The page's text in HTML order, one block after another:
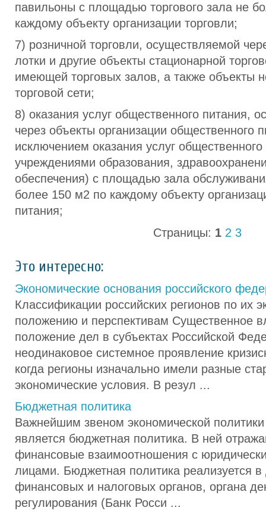
павильоны с площадью торгового зала не
каждому объекту организации торговли;
7) розничной торговли, осуществляемой
лотки и другие объекты стационарной
имеющей торговых залов, а также объекты
торговой сети;
8) оказания услуг общественного питания,
через объекты организации общественного
исключением оказания услуг общественного
учреждениями образования,
обеспечения) с площадью зала
более 150 м2 по каждому объекту
питания;
Страницы: 1 2 3
Это интересно:
Экономические основания российского
Классификации российских регионов по их
положению и перспективам Существенное
положение дел в субъектах Российской
неодинаковое системное проявление
когда регионы изначально имели разные
экономические условия. В резул ...
Бюджетная политика
Важнейшим звеном экономической политики
является бюджетная политика. В ней
финансовые взаимоотношения с
лицами. Бюджетная политика реализуется в
финансовых и налоговых органов, органа
регулирования (Банк Росси ...